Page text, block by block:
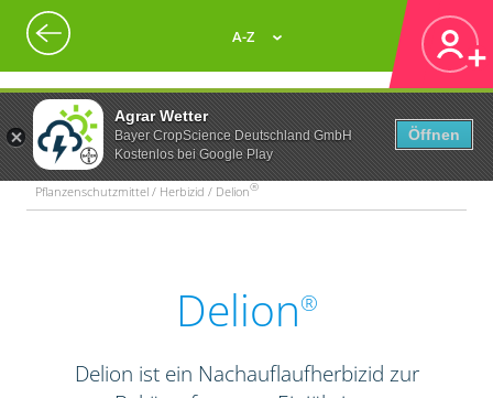
Agrar Wetter
Bayer CropScience Deutschland GmbH
Kostenlos bei Google Play
Öffnen
A-Z
Pflanzenschutzmittel / Herbizid / Delion®
Delion®
Delion ist ein Nachauflaufherbizid zur